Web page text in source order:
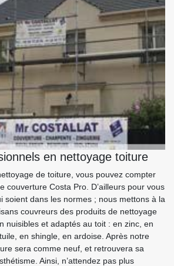
en nettoyage toiture
de toiture, vous pouvez compter
couverture Costa Pro. D’ailleurs pour vous
soient dans les normes ; nous mettons à la
couvreurs des produits de nettoyage
nuisibles et adaptés au toit : en zinc, en
en shingle, en ardoise. Après notre
sera comme neuf, et retrouvera sa
Ainsi, n’attendez pas plus